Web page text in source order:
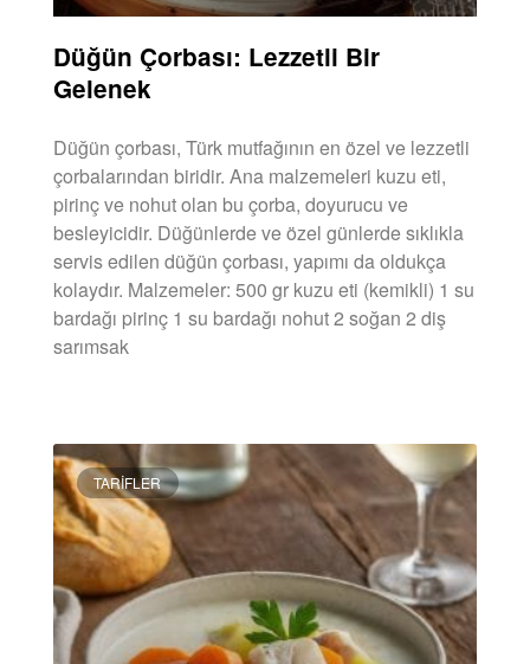
Düğün Çorbası: Lezzetli Bir
Gelenek
Düğün çorbası, Türk mutfağının en özel ve lezzetli
çorbalarından biridir. Ana malzemeleri kuzu eti,
pirinç ve nohut olan bu çorba, doyurucu ve
besleyicidir. Düğünlerde ve özel günlerde sıklıkla
servis edilen düğün çorbası, yapımı da oldukça
kolaydır. Malzemeler: 500 gr kuzu eti (kemikli) 1 su
bardağı pirinç 1 su bardağı nohut 2 soğan 2 diş
sarımsak
TARIFLER